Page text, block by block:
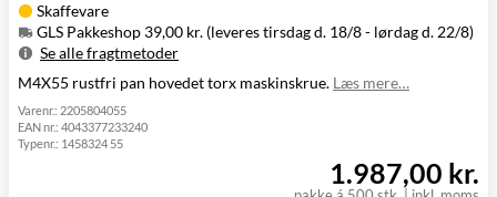
Skaffevare
GLS Pakkeshop 39,00 kr. (leveres tirsdag d. 18/8 - lørdag d. 22/8)
Se alle fragtmetoder
Metode
Pris
Leveres
GLS Pakkeshop
mandag d. 24/8
M4X55 rustfri pan hovedet torx maskinskrue. Læs mere…
Varenr.: 2205804055
EAN nr.: 4043377233240
Typenr.: 1458324 55
1.987,00 kr.